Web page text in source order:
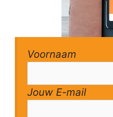
Voornaam
Jouw E-mail